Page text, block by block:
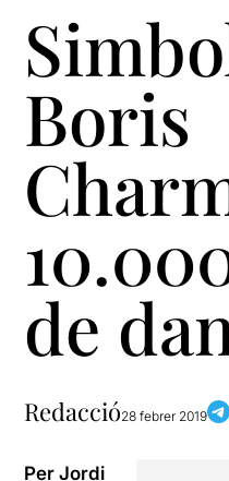
Boris
de
Redacció28 febrer 2019
Per Jordi